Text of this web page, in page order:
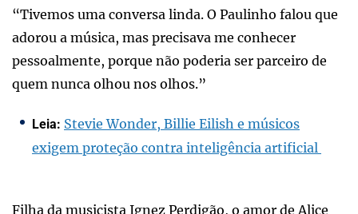
“Tivemos uma conversa linda. O Paulinho falou que
adorou a música, mas precisava me conhecer
pessoalmente, porque não poderia ser parceiro de
quem nunca olhou nos olhos.”
Leia: Stevie Wonder, Billie Eilish e músicos
exigem proteção contra inteligência artificial
Filha da musicista Ignez Perdigão, o amor de Alice